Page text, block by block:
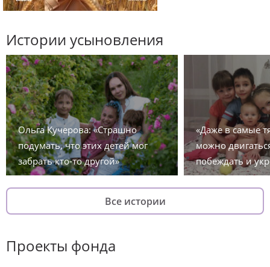
Истории усыновления
Ольга Кучерова: «Страшно
подумать, что этих детей мог
забрать кто-то другой»
«Даже в самые
можно
побеждать и
Все истории
Проекты фонда